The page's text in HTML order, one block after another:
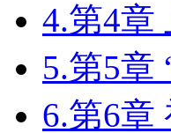
4.第4章
5.第5章
6.第6章